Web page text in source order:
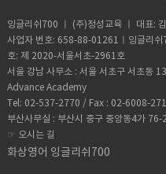
잉글리쉬700 ㅣ (주)정성교육 ㅣ 대표:
사업자 번호: 658-88-01261ㅣ잉글리쉬
호: 제 2020-서울서초-2961호
서울 강남 사무소 : 서울 서초구 서초동
Advance Academy
Tel: 02-537-2770 / Fax : 02-6008-
부산사무실 : 부산시 중구 중앙동4가
☞ 오시는 길
화상영어 잉글리쉬700